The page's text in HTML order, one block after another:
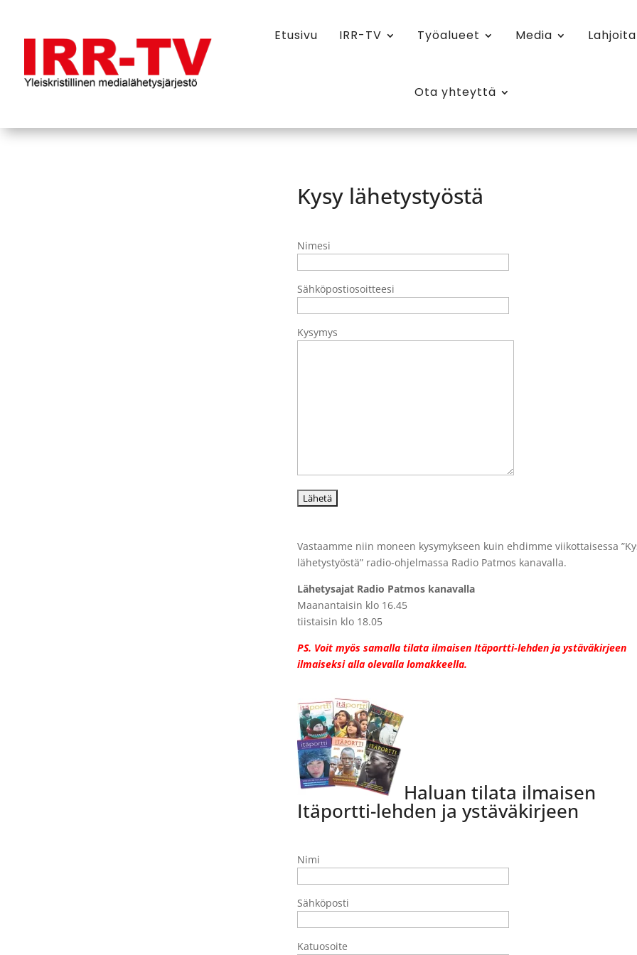
Etusivu IRR-TV Työalueet Media Lahjoita
Ota yhteyttä
Kysy lähetystyöstä
Nimesi
Sähköpostiosoitteesi
Kysymys
Vastaamme niin moneen kysymykseen kuin ehdimme viikottaisessa
lähetystyöstä” radio-ohjelmassa Radio Patmos kanavalla.
Lähetysajat Radio Patmos kanavalla
Maanantaisin klo 16.45
tiistaisin klo 18.05
PS. Voit myös samalla tilata ilmaisen Itäportti-lehden ja ystäväkirjeen
ilmaiseksi alla olevalla lomakkeella.
Haluan tilata ilmaisen
Itäportti-lehden ja ystäväkirjeen
Nimi
Sähköposti
Katuosoite